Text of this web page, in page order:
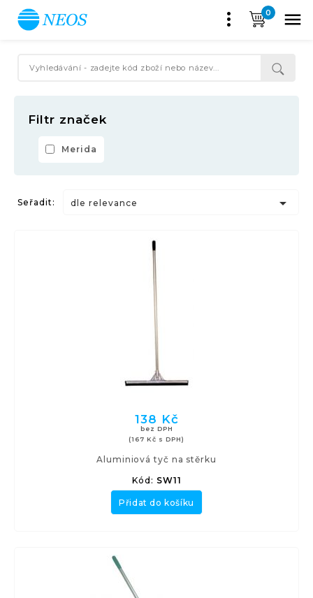

0
Filtr značek
Merida
Seřadit: dle relevance 
138 Kč
bez DPH
(167 Kč s DPH)
Aluminiová tyč na stěrku
Kód: SW11
Přidat do košíku